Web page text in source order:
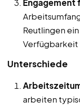
Engagement
Reutlingen
Verfügbarkeit
Unterschiede
arbeiten